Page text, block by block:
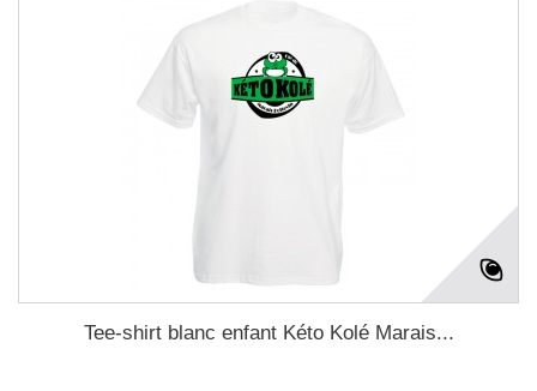
Tee-shirt blanc enfant Kéto Kolé Marais...